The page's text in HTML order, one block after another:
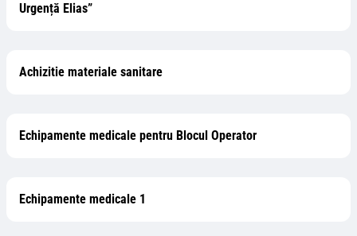
Urgență Elias”
Achizitie materiale sanitare
Echipamente medicale pentru Blocul Operator
Echipamente medicale 1